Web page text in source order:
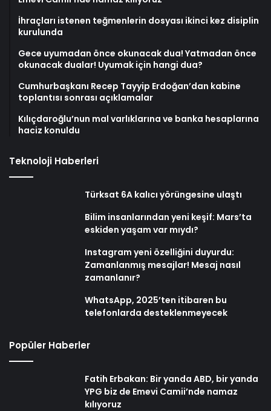
İhraçları istenen teğmenlerin dosyası ikinci kez disiplin
kurulunda
Gece uyumadan önce okunacak dua! Yatmadan önce
okunacak dualar! Uyumak için hangi dua?
Cumhurbaşkanı Recep Tayyip Erdoğan’dan kabine
toplantısı sonrası açıklamalar
Kılıçdaroğlu’nun mal varlıklarına ve banka hesaplarına
haciz konuldu
Teknoloji Haberleri
Türksat 6A kalıcı yörüngesine ulaştı
Bilim insanlarından yeni keşif: Mars’ta
eskiden yaşam var mıydı?
Instagram yeni özelliğini duyurdu:
Zamanlanmış mesajlar! Mesaj nasıl
zamanlanır?
WhatsApp, 2025’ten itibaren bu
telefonlarda desteklenmeyecek
Popüler Haberler
Fatih Erbakan: Bir yanda ABD, bir yanda
YPG biz de Emevi Camii’nde namaz
kılıyoruz